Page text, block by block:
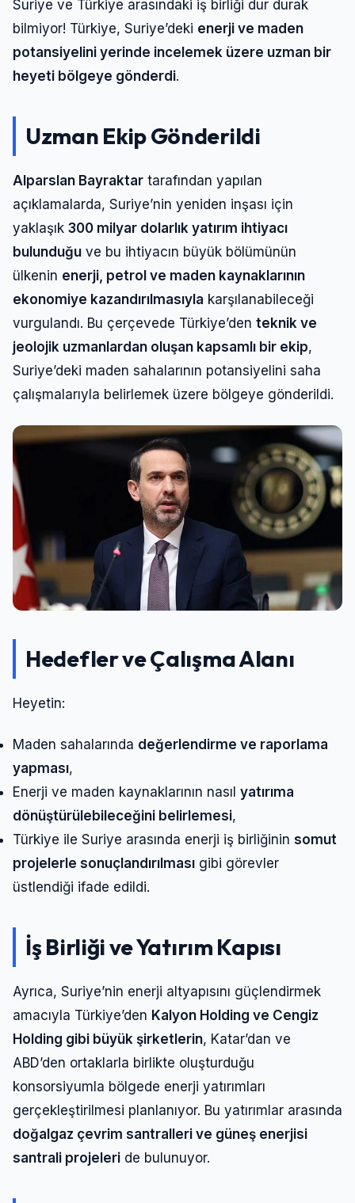
Suriye ve Türkiye arasındaki iş birliği dur durak
bilmiyor! Türkiye, Suriye’deki enerji ve maden
potansiyelini yerinde incelemek üzere uzman bir
heyeti bölgeye gönderdi.
Uzman Ekip Gönderildi
Alparslan Bayraktar tarafından yapılan
açıklamalarda, Suriye’nin yeniden inşası için
yaklaşık 300 milyar dolarlık yatırım ihtiyacı
bulunduğu ve bu ihtiyacın büyük bölümünün
ülkenin enerji, petrol ve maden kaynaklarının
ekonomiye kazandırılmasıyla karşılanabileceği
vurgulandı. Bu çerçevede Türkiye’den teknik ve
jeolojik uzmanlardan oluşan kapsamlı bir ekip,
Suriye’deki maden sahalarının potansiyelini saha
çalışmalarıyla belirlemek üzere bölgeye gönderildi.
Hedefler ve Çalışma Alanı
Heyetin:
Maden sahalarında değerlendirme ve raporlama
yapması,
Enerji ve maden kaynaklarının nasıl yatırıma
dönüştürülebileceğini belirlemesi,
Türkiye ile Suriye arasında enerji iş birliğinin somut
projelerle sonuçlandırılması gibi görevler
üstlendiği ifade edildi.
İş Birliği ve Yatırım Kapısı
Ayrıca, Suriye’nin enerji altyapısını güçlendirmek
amacıyla Türkiye’den Kalyon Holding ve Cengiz
Holding gibi büyük şirketlerin, Katar’dan ve
ABD’den ortaklarla birlikte oluşturduğu
konsorsiyumla bölgede enerji yatırımları
gerçekleştirilmesi planlanıyor. Bu yatırımlar arasında
doğalgaz çevrim santralleri ve güneş enerjisi
santrali projeleri de bulunuyor.